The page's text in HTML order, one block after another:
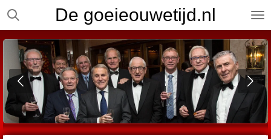
Ga
naar
hoofdinhoud
De goeieouwetijd.nl